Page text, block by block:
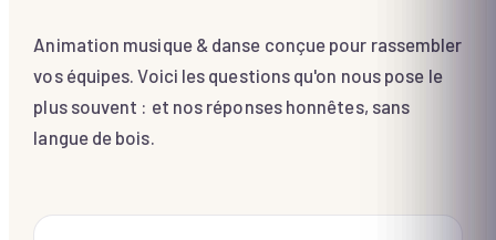
Animation musique & danse conçue pour rassembler
vos équipes. Voici les questions qu'on nous pose le
plus souvent : et nos réponses honnêtes, sans
langue de bois.